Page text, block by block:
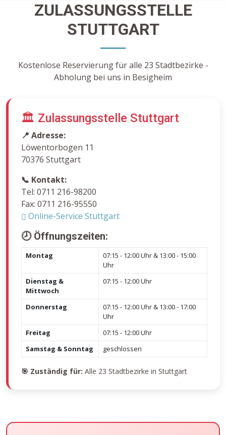
ZULASSUNGSSTELLE
STUTTGART
Kostenlose Reservierung für alle 23 Stadtbezirke -
Abholung bei uns in Besigheim
🏛️ Zulassungsstelle Stuttgart
📍 Adresse:
Löwentorbogen 11
70376 Stuttgart
📞 Kontakt:
Tel: 0711 216-98200
Fax: 0711 216-95550
Online-Service Stuttgart
🕗 Öffnungszeiten:
Montag
07:15 - 12:00 Uhr & 13:00 - 15:00
Uhr
Dienstag &
Mittwoch
07:15 - 12:00 Uhr
Donnerstag
07:15 - 12:00 Uhr & 13:00 - 17:00
Uhr
Freitag
07:15 - 12:00 Uhr
Samstag & Sonntag
geschlossen
🎯 Zuständig für: Alle 23 Stadtbezirke in Stuttgart